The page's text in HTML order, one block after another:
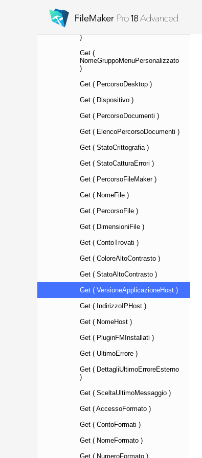
Get ( IndicatoreDataOraCorrente )
)
Get (
NomeGruppoMenuPersonalizzato
)
Get ( PercorsoDesktop )
Get ( Dispositivo )
Get ( PercorsoDocumenti )
Get ( ElencoPercorsoDocumenti )
Get ( StatoCrittografia )
Get ( StatoCatturaErrori )
Get ( PercorsoFileMaker )
Get ( NomeFile )
Get ( PercorsoFile )
Get ( DimensioniFile )
Get ( ContoTrovati )
Get ( ColoreAltoContrasto )
Get ( StatoAltoContrasto )
Get ( VersioneApplicazioneHost )
Get ( IndirizzoIPHost )
Get ( NomeHost )
Get ( PluginFMInstallati )
Get ( UltimoErrore )
Get ( DettagliUltimoErroreEsterno
)
Get ( SceltaUltimoMessaggio )
Get ( AccessoFormato )
Get ( ContoFormati )
Get ( NomeFormato )
Get ( NumeroFormato )